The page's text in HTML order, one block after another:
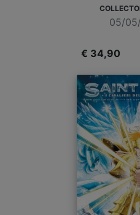
05/
€ 34,90